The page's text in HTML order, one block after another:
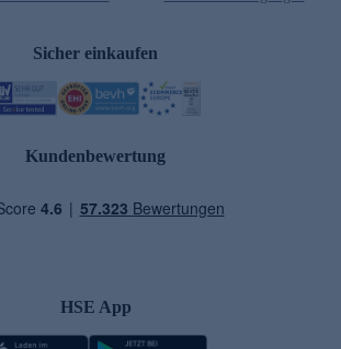
Sicher einkaufen
Kundenbewertung
HSE App